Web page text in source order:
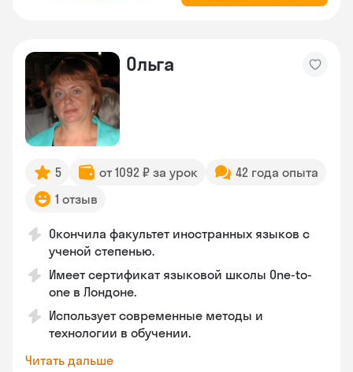
Ольга
5 от 1092 ₽ за урок
42 года опыта
1 отзыв
Окончила факультет иностранных языков с
ученой степенью.
Имеет сертификат языковой школы One-to-
one в Лондоне.
Использует современные методы и
технологии в обучении.
Читать дальше